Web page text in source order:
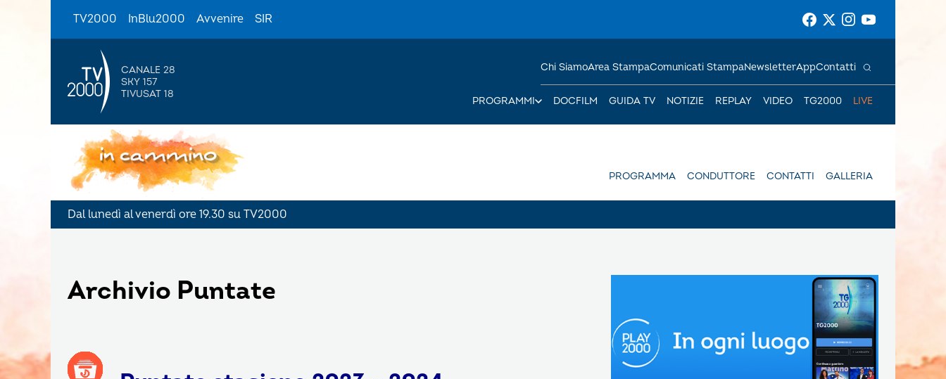
TV2000 InBlu2000 Avvenire SIR
CANALE 28
SKY 157
TIVUSAT 18
PROGRAMMI DOCFILM GUIDA TV NOTIZIE REPLAY VIDEO TG2000 LIVE
Chi SiamoArea StampaComunicati StampaNewsletterAppContatti
PROGRAMMA CONDUTTORE CONTATTI GALLERIA
Dal lunedì al venerdì ore 19.30 su TV2000
Archivio Puntate